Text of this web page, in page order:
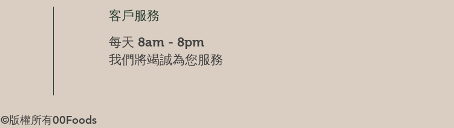
客戶服務
每天 8am - 8pm
我們將竭誠為您服務
©版權所有00Foods